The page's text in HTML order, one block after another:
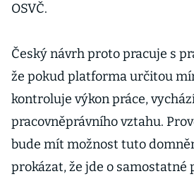
OSVČ.
Český návrh proto pracuje s
že pokud platforma určitou
kontroluje výkon práce,
pracovněprávního vztahu.
bude mít možnost tuto
prokázat, že jde o samostatné